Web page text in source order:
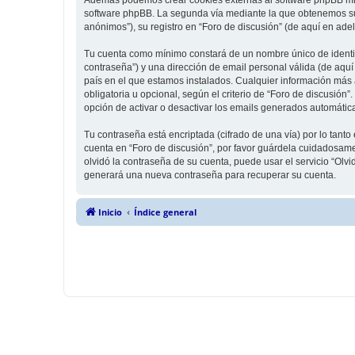
software phpBB. La segunda vía mediante la que obtenemos
anónimos”), su registro en “Foro de discusión” (de aquí en
Tu cuenta como mínimo constará de un nombre único de
contraseña”) y una dirección de email personal válida (de
país en el que estamos instalados. Cualquier información
obligatoria u opcional, según el criterio de “Foro de
opción de activar o desactivar los emails generados
Tu contraseña está encriptada (cifrado de una vía) por lo
cuenta en “Foro de discusión”, por favor guárdela
olvidó la contraseña de su cuenta, puede usar el servicio
generará una nueva contraseña para recuperar su cuenta.
Inicio Índice general